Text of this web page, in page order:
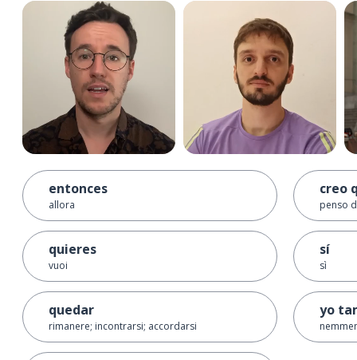
entonces
allora
quieres
vuoi
quedar
rimanere; incontrarsi; accordarsi
creo
penso
sí
sì
yo